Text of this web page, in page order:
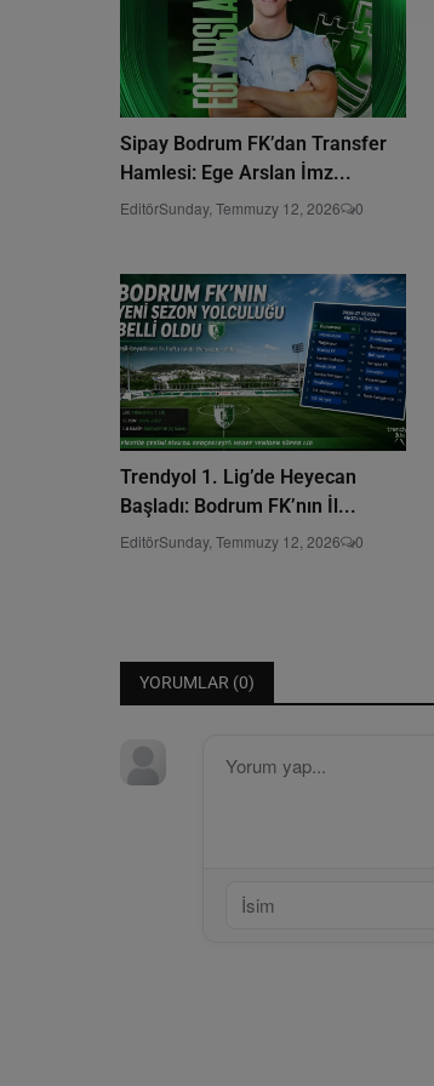
Sipay Bodrum FK’dan Transfer
Hamlesi: Ege Arslan İmz...
EditörSunday, Temmuzy 12, 2026 0
Trendyol 1. Lig’de Heyecan
Başladı: Bodrum FK’nın İl...
EditörSunday, Temmuzy 12, 2026 0
YORUMLAR (0)